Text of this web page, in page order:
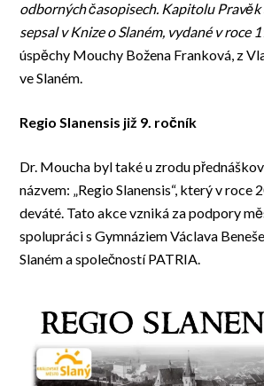
odborných časopisech. Kapitolu Pravěk
sepsal v Knize o Slaném, vydané v roce
úspěchy Mouchy Božena Franková, z
ve Slaném.
Regio Slanensis již 9. ročník
Dr. Moucha byl také u zrodu
názvem: „Regio Slanensis“, který v roce
deváté. Tato akce vzniká za podpory
spolupráci s Gymnáziem Václava
Slaném a společností PATRIA.